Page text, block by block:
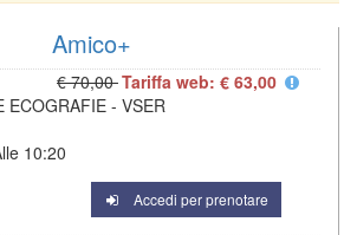
Amico+
€ 70,00Tariffa web: € 63,00
ECOGRAFIE - VSER
10:20
Accedi per prenotare